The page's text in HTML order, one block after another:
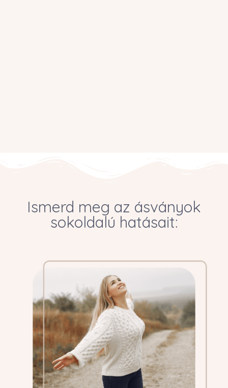
Ismerd meg az ásványok
sokoldalú hatásait: